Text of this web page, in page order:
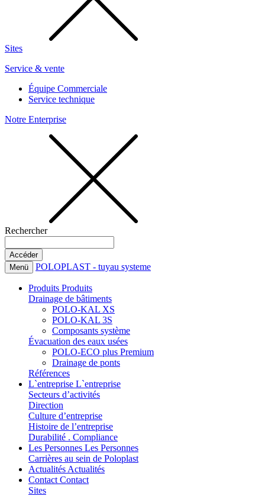
Sites
Service & vente
Équipe Commerciale
Service technique
Notre Enterprise
Rechercher
Menü POLOPLAST - tuyau systeme
Produits Produits
Drainage de bâtiments
POLO-KAL XS
POLO-KAL 3S
Composants système
Évacuation des eaux usées
POLO-ECO plus Premium
Drainage de ponts
Références
L`entreprise L`entreprise
Secteurs d’activités
Direction
Culture d’entreprise
Histoire de l’entreprise
Durabilité . Compliance
Les Personnes Les Personnes
Carrières au sein de Poloplast
Actualités Actualités
Contact Contact
Sites